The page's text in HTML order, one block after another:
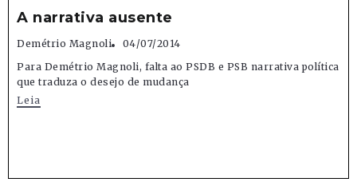
A narrativa ausente
Demétrio Magnoli
04/07/2014
Para Demétrio Magnoli, falta ao PSDB e PSB narrativa política
que traduza o desejo de mudança
Leia